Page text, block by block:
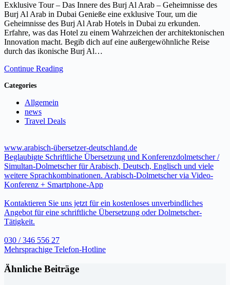
Exklusive Tour – Das Innere des Burj Al Arab – Geheimnisse des
Burj Al Arab in Dubai Genieße eine exklusive Tour, um die
Geheimnisse des Burj Al Arab Hotels in Dubai zu erkunden.
Erfahre, was das Hotel zu einem Wahrzeichen der architektonischen
Innovation macht. Begib dich auf eine außergewöhnliche Reise
durch das ikonische Burj Al…
Continue Reading
Categories
Allgemein
news
Travel Deals
www.arabisch-übersetzer-deutschland.de
Beglaubigte Schriftliche Übersetzung und Konferenzdolmetscher /
Simultan-Dolmetscher für Arabisch, Deutsch, Englisch und viele
weitere Sprachkombinationen. Arabisch-Dolmetscher via Video-
Konferenz + Smartphone-App
Kontaktieren Sie uns jetzt für ein kostenloses unverbindliches
Angebot für eine schriftliche Übersetzung oder Dolmetscher-
Tätigkeit.
030 / 346 556 27
Mehrsprachige Telefon-Hotline
Ähnliche Beiträge